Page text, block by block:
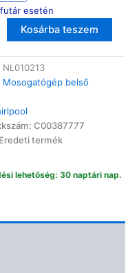
futár esetén
Kosárba teszem
NL010213
Mosogatógép belső
C00387777
termék
lehetőség: 30 naptári nap.